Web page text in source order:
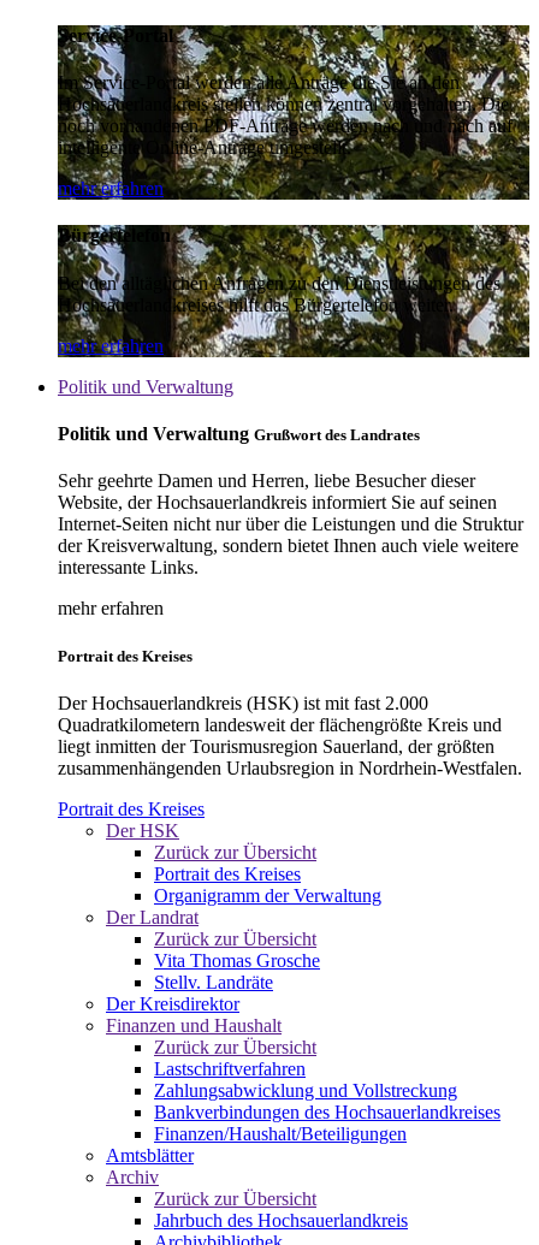
Service-Portal
Im Service-Portal werden alle Anträge die Sie an den
Hochsauerlandkreis stellen können zentral vorgehalten. Die
noch vorhandenen PDF-Anträge werden nach und nach auf
intelligente Online-Anträge umgestellt.
mehr erfahren
Bürgertelefon
Bei den alltäglichen Anfragen zu den Dienstleistungen des
Hochsauerlandkreises hilft das Bürgertelefon weiter.
mehr erfahren
Politik und Verwaltung
Politik und Verwaltung Grußwort des Landrates
Sehr geehrte Damen und Herren, liebe Besucher dieser
Website, der Hochsauerlandkreis informiert Sie auf seinen
Internet-Seiten nicht nur über die Leistungen und die Struktur
der Kreisverwaltung, sondern bietet Ihnen auch viele weitere
interessante Links.
mehr erfahren
Portrait des Kreises
Der Hochsauerlandkreis (HSK) ist mit fast 2.000
Quadratkilometern landesweit der flächengrößte Kreis und
liegt inmitten der Tourismusregion Sauerland, der größten
zusammenhängenden Urlaubsregion in Nordrhein-Westfalen.
Portrait des Kreises
Der HSK
Zurück zur Übersicht
Portrait des Kreises
Organigramm der Verwaltung
Der Landrat
Zurück zur Übersicht
Vita Thomas Grosche
Stellv. Landräte
Der Kreisdirektor
Finanzen und Haushalt
Zurück zur Übersicht
Lastschriftverfahren
Zahlungsabwicklung und Vollstreckung
Bankverbindungen des Hochsauerlandkreises
Finanzen/Haushalt/Beteiligungen
Amtsblätter
Archiv
Zurück zur Übersicht
Jahrbuch des Hochsauerlandkreis